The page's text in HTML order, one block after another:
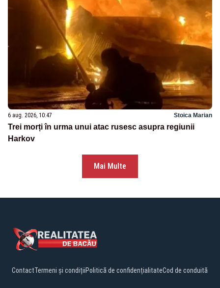
6 aug. 2026, 10:47 Stoica Marian
Trei morți în urma unui atac rusesc asupra regiunii
Harkov
Mai Multe
ContactTermeni și condițiiPolitică de confidențialitateCod de conduită